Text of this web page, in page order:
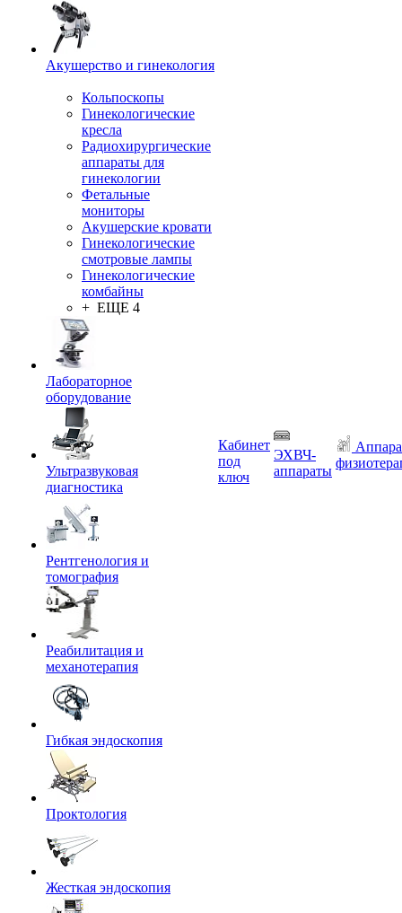
Акушерство и гинекология
Кольпоскопы
Гинекологические
кресла
Радиохирургические
аппараты для
гинекологии
Фетальные
мониторы
Акушерские кровати
Гинекологические
смотровые лампы
Гинекологические
комбайны
+ ЕЩЕ 4
Лабораторное
оборудование
Ультразвуковая
диагностика
Рентгенология и
томография
Реабилитация и
механотерапия
Гибкая эндоскопия
Проктология
Жесткая эндоскопия
Кабинет
под
ключ
ЭХВЧ-
аппараты